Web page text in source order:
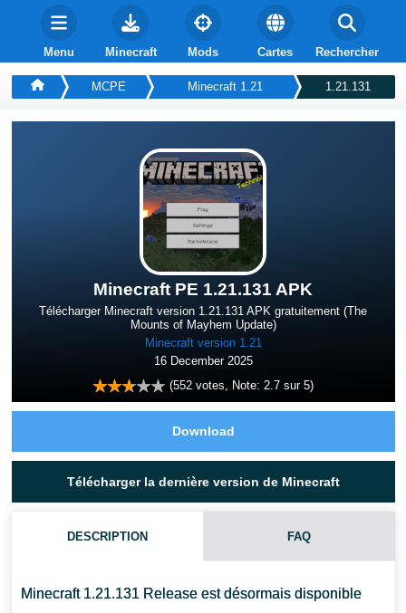
Menu Minecraft Mods Cartes Rechercher
MCPE Minecraft 1.21 1.21.131
Minecraft PE 1.21.131 APK
Télécharger Minecraft version 1.21.131 APK gratuitement (The
Mounts of Mayhem Update)
Minecraft version 1.21
16 December 2025
(552 votes, Note: 2.7 sur 5)
Download
Télécharger la dernière version de Minecraft
DESCRIPTION FAQ
Minecraft 1.21.131 Release est désormais disponible